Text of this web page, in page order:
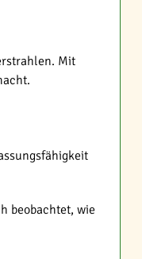
Mit
beobachtet, wie